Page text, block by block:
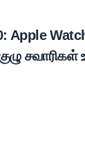
Apple